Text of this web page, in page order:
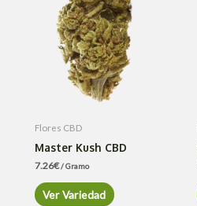
Flores CBD
Master Kush CBD
7.26€/ Gramo
Ver Variedad